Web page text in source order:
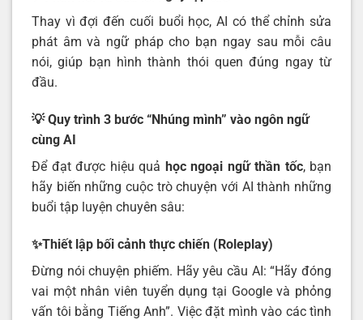
Thay vì đợi đến cuối buổi học, AI có thể chỉnh sửa
phát âm và ngữ pháp cho bạn ngay sau mỗi câu
nói, giúp bạn hình thành thói quen đúng ngay từ
đầu.
💡 Quy trình 3 bước “Nhúng mình” vào ngôn ngữ
cùng AI
Để đạt được hiệu quả học ngoại ngữ thần tốc, bạn
hãy biến những cuộc trò chuyện với AI thành những
buổi tập luyện chuyên sâu:
✨Thiết lập bối cảnh thực chiến (Roleplay)
Đừng nói chuyện phiếm. Hãy yêu cầu AI: “Hãy đóng
vai một nhân viên tuyển dụng tại Google và phỏng
vấn tôi bằng Tiếng Anh”. Việc đặt mình vào các tình